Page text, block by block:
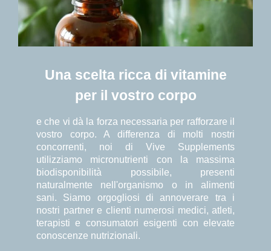
Una scelta ricca di vitamine
per il vostro corpo
e che vi dà la forza necessaria per rafforzare il
vostro corpo. A differenza di molti nostri
concorrenti, noi di Vive Supplements
utilizziamo micronutrienti con la massima
biodisponibilità possibile, presenti
naturalmente nell'organismo o in alimenti
sani. Siamo orgogliosi di annoverare tra i
nostri partner e clienti numerosi medici, atleti,
terapisti e consumatori esigenti con elevate
conoscenze nutrizionali.